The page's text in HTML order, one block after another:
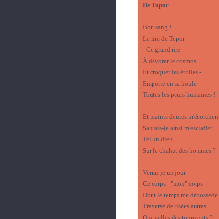
De Topor
Bon sang !
Le rire de Topor
- Ce grand rire
À dévorer le cosmos
Et croquer les étoiles -
Emporte en sa houle
Toutes les peurs humaines !
Et maints doutes
Saurais-je ainsi m'esclaffer
Tel un dieu
Sur le chahut des hommes ?
Verrai-je un jour
Ce corps - "mon" corps
Dont le temps me dépossède
Traversé de risées autres
Que celles des tourments ?